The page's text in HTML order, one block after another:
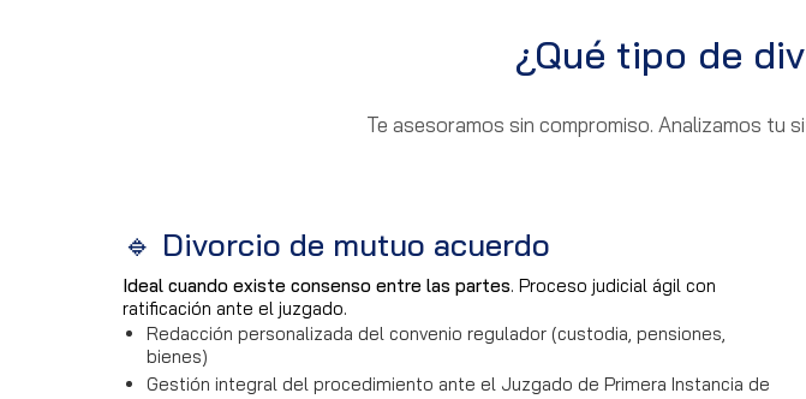
¿Qué tipo de
Te asesoramos sin compromiso. Analizamos tu
🔹 Divorcio de mutuo acuerdo
Ideal cuando existe consenso entre las partes. Proceso judicial ágil con
ratificación ante el juzgado.
Redacción personalizada del convenio regulador (custodia, pensiones,
bienes)
Gestión integral del procedimiento ante el Juzgado de Primera Instancia de